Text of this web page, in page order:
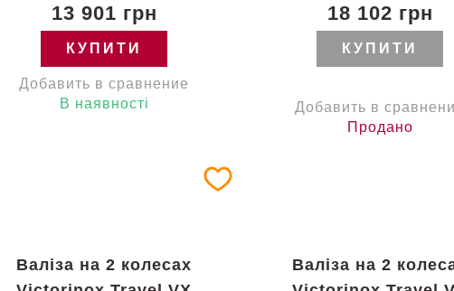
13 901 грн
КУПИТИ
Добавить в сравнение
В наявності
18 102 грн
КУПИТИ
Добавить в
Продано
Валіза на 2 колесах
Валіза на 2